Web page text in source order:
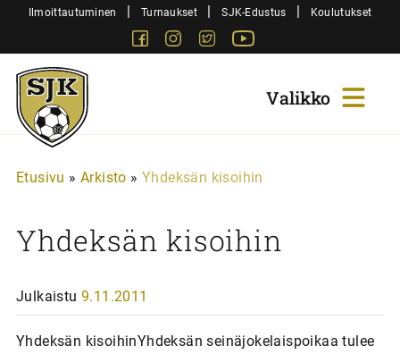
SiirryIlmoittautuminen | Turnaukset | SJK-Edustus | Koulutukset
FacebookInstagram
Twitter
Sjk-
Juniorit
Etusivu » Arkisto » Yhdeksän kisoihin
Yhdeksän kisoihin
Julkaistu 9.11.2011
Yhdeksän kisoihinYhdeksän seinäjokelaispoikaa tulee